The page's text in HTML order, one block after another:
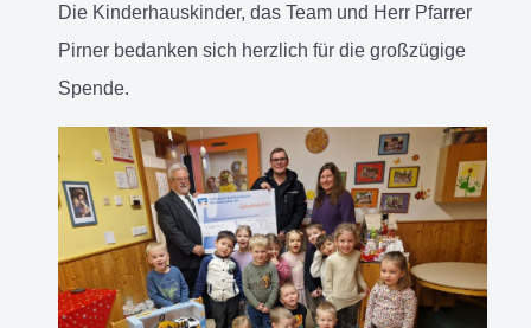
Die Kinderhauskinder, das Team und Herr Pfarrer
Pirner bedanken sich herzlich für die großzügige
Spende.